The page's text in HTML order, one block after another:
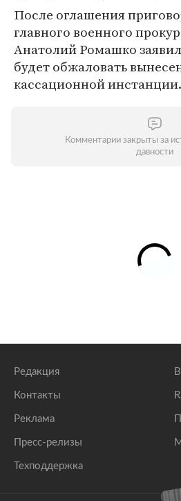
После оглашения
главного военного
Анатолий Ромашко
будет обжаловать
кассационной инстанции.
Комментарии закрыты за
давности
Редакция
Контакты
Реклама
Пресс-релизы
Техподдержка